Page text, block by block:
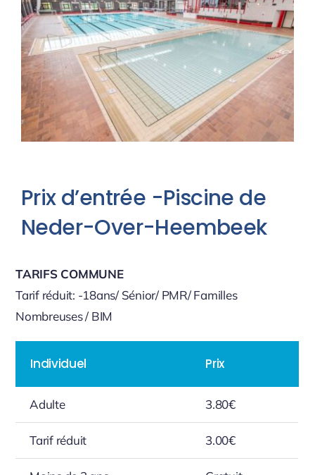
Prix d’entrée -Piscine de
Neder-Over-Heembeek
TARIFS COMMUNE
Tarif réduit: -18ans/ Sénior/ PMR/ Familles
Nombreuses / BIM
Individuel Prix
Adulte 3.80€
Tarif réduit 3.00€